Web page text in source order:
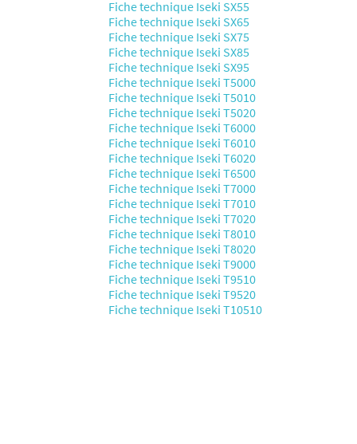
Fiche technique Iseki SX55
Fiche technique Iseki SX65
Fiche technique Iseki SX75
Fiche technique Iseki SX85
Fiche technique Iseki SX95
Fiche technique Iseki T5000
Fiche technique Iseki T5010
Fiche technique Iseki T5020
Fiche technique Iseki T6000
Fiche technique Iseki T6010
Fiche technique Iseki T6020
Fiche technique Iseki T6500
Fiche technique Iseki T7000
Fiche technique Iseki T7010
Fiche technique Iseki T7020
Fiche technique Iseki T8010
Fiche technique Iseki T8020
Fiche technique Iseki T9000
Fiche technique Iseki T9510
Fiche technique Iseki T9520
Fiche technique Iseki T10510